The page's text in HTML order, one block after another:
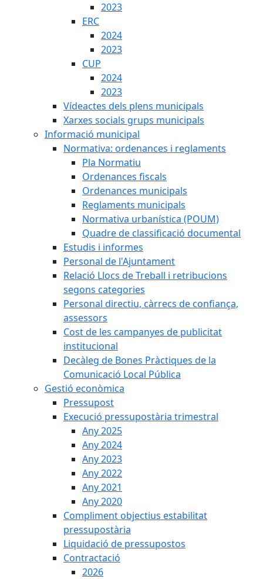
2023
ERC
2024
2023
CUP
2024
2023
Vídeactes dels plens municipals
Xarxes socials grups municipals
Informació municipal
Normativa: ordenances i reglaments
Pla Normatiu
Ordenances fiscals
Ordenances municipals
Reglaments municipals
Normativa urbanística (POUM)
Quadre de classificació documental
Estudis i informes
Personal de l'Ajuntament
Relació Llocs de Treball i retribucions
segons categories
Personal directiu, càrrecs de confiança,
assessors
Cost de les campanyes de publicitat
institucional
Decàleg de Bones Pràctiques de la
Comunicació Local Pública
Gestió econòmica
Pressupost
Execució pressupostària trimestral
Any 2025
Any 2024
Any 2023
Any 2022
Any 2021
Any 2020
Compliment objectius estabilitat
pressupostària
Liquidació de pressupostos
Contractació
2026